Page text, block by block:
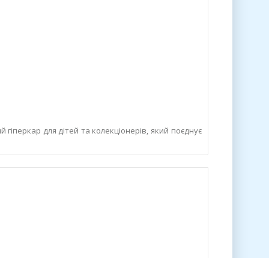
для дітей та колекціонерів, який поєднує